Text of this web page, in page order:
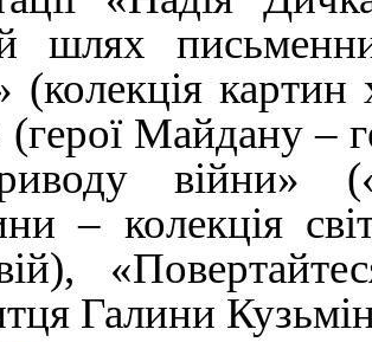
шлях
(колекція
Майдану –
війни»
– колекція
Галини